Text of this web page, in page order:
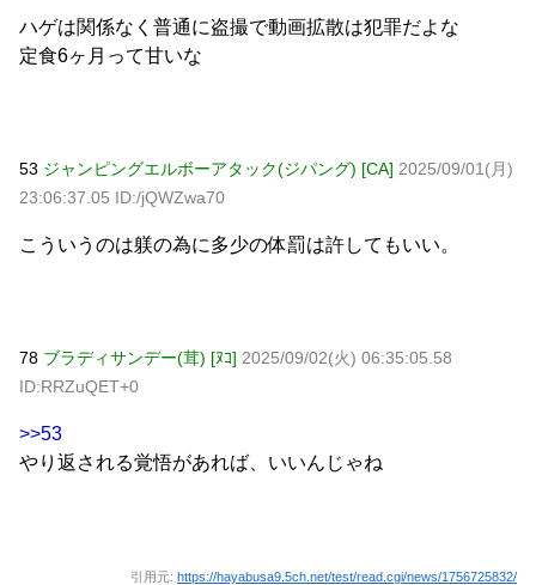
ハゲは関係なく普通に盗撮で動画拡散は犯罪だよな
定食6ヶ月って甘いな
53 ジャンピングエルボーアタック(ジパング) [CA] 2025/09/01(月)
23:06:37.05 ID:/jQWZwa70
こういうのは躾の為に多少の体罰は許してもいい。
78 ブラディサンデー(茸) [ﾇｺ] 2025/09/02(火) 06:35:05.58
ID:RRZuQET+0
>>53
やり返される覚悟があれば、いいんじゃね
引用元: https://hayabusa9.5ch.net/test/read.cgi/news/1756725832/